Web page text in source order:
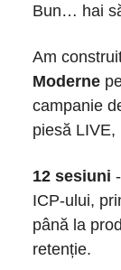
Bun… hai
Am
Moderne
campanie
piesă LIVE,
12 sesiuni
ICP-ului,
până la
retenție.